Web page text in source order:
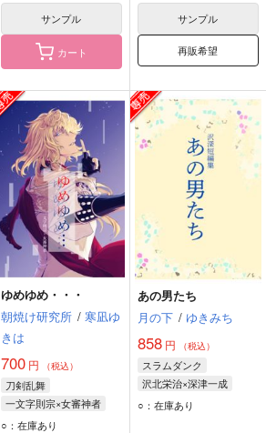
サンプル
カート
サンプル
再販希望
ゆめゆめ・・・
朝焼け研究所 / 寒凪ゆ
きは
700 円 （税込）
刀剣乱舞
一文字則宗×女審神者
一文字則宗
○：在庫あり
あの男たち
月の下 / ゆきみち
858円 （税込）
スラムダンク
沢北栄治×深津一成
沢北栄治
○：在庫あり